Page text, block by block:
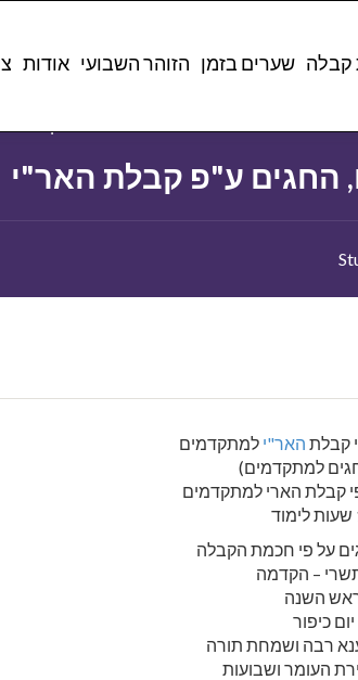
קבלה שערים בזמן הזוהר השבועי אודות
החגים ע"פ קבלת האר"י
קבלת האר"י למתקדמים
למתקדמים)
קבלת הארי למתקדמים
על פי חכמת הקבלה
– הקדמה
השנה
יום כיפור
רבה ושמחת תורה
העומר ושבועות